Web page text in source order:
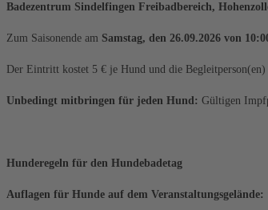
Badezentrum Sindelfingen Freibadbereich,
Zum Saisonende am Samstag, den 26.09.2026 von
Der Eintritt kostet 5 € je Hund und die
Unbedingt mitbringen für jeden Hund: Gültigen
Hunderegeln für den Hundebadetag
Auflagen für Hunde auf dem Veranstaltungsgelände: